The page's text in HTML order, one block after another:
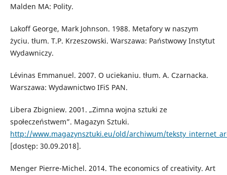
Malden MA: Polity.
Lakoff George, Mark Johnson. 1988. Metafory w naszym
życiu. tłum. T.P. Krzeszowski. Warszawa: Państwowy Instytut
Wydawniczy.
Lévinas Emmanuel. 2007. O uciekaniu. tłum. A. Czarnacka.
Warszawa: Wydawnictwo IFiS PAN.
Libera Zbigniew. 2001. „Zimna wojna sztuki ze
społeczeństwem”. Magazyn Sztuki.
http://www.magazynsztuki.eu/old/archiwum/
[dostęp: 30.09.2018].
Menger Pierre-Michel. 2014. The economics of creativity. Art